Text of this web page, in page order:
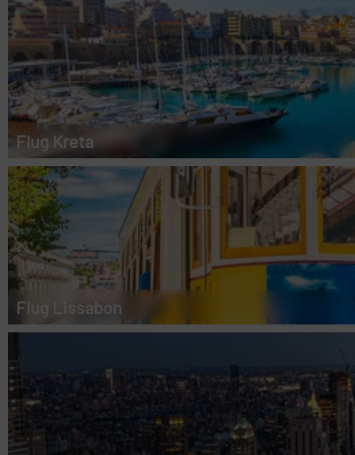
Flug Kreta
Flug Lissabon